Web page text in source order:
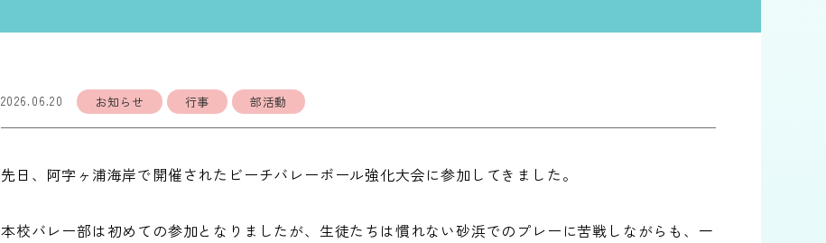
2026.06.20 お知らせ 行事 部活動
先日、阿字ヶ浦海岸で開催されたビーチバレーボール強化大会に参加してきました。
本校バレー部は初めての参加となりましたが、生徒たちは慣れない砂浜でのプレーに苦戦しながらも、一